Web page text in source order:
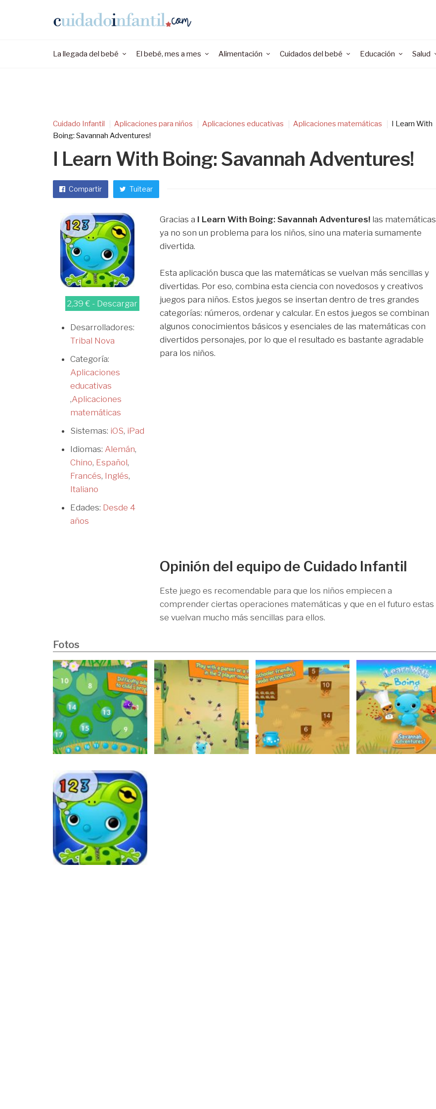
La llegada del bebé El bebé, mes a mes Alimentación Cuidados del bebé Educación Salud
Cuidado Infantil Aplicaciones para niños Aplicaciones educativas Aplicaciones matemáticas
I Learn With
Boing: Savannah Adventures!
I Learn With Boing: Savannah Adventures!
Compartir Tuitear
2,39 € - Descargar
Desarrolladores:
Tribal Nova
Categoría:
Aplicaciones
educativas
,Aplicaciones
matemáticas
Sistemas: iOS, iPad
Idiomas: Alemán,
Chino, Español,
Francés, Inglés,
Italiano
Edades: Desde 4
años
Gracias a I Learn With Boing: Savannah Adventures! las matemáticas
ya no son un problema para los niños, sino una materia sumamente
divertida.
Esta aplicación busca que las matemáticas se vuelvan más sencillas y
divertidas. Por eso, combina esta ciencia con novedosos y creativos
juegos para niños. Estos juegos se insertan dentro de tres grandes
categorías: números, ordenar y calcular. En estos juegos se combinan
algunos conocimientos básicos y esenciales de las matemáticas con
divertidos personajes, por lo que el resultado es bastante agradable
para los niños.
Opinión del equipo de Cuidado Infantil
Este juego es recomendable para que los niños empiecen a
comprender ciertas operaciones matemáticas y que en el futuro estas
se vuelvan mucho más sencillas para ellos.
Fotos